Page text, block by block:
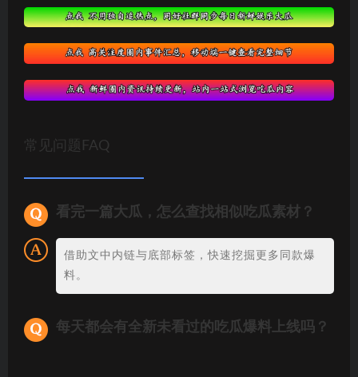
常见问题FAQ
看完一篇大瓜，怎么查找相似吃瓜素材？
借助文中内链与底部标签，快速挖掘更多同款爆
料。
每天都会有全新未看过的吃瓜爆料上线吗？